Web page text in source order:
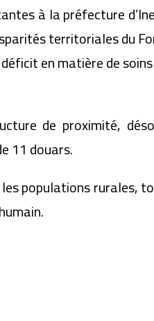
à la préfecture
territoriales du
en matière de
de proximité,
11 douars.
les populations rurales,